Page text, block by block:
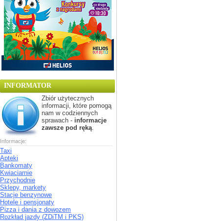
INFORMATOR
Zbiór użytecznych
informacji, które pomogą
nam w codziennych
sprawach - informacje
zawsze pod ręką.
Informacje:
Taxi
Apteki
Bankomaty
Kwiaciarnie
Przychodnie
Sklepy, markety
Stacje benzynowe
Hotele i pensjonaty
Pizza i dania z dowozem
Rozkład jazdy (ZDiTM i PKS)